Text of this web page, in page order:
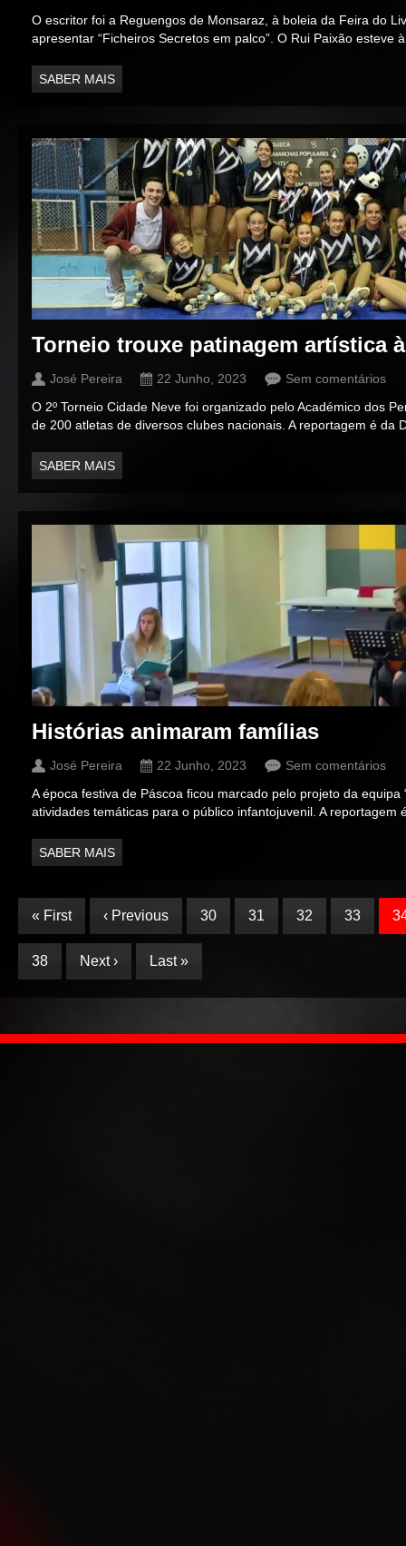
O escritor foi a Reguengos de Monsaraz, à boleia da Feira do
apresentar “Ficheiros Secretos em palco”. O Rui Paixão
SABER MAIS
Torneio trouxe patinagem artística
José Pereira 22 Junho, 2023
Sem comentários
O 2º Torneio Cidade Neve foi organizado pelo Académico dos
de 200 atletas de diversos clubes nacionais. A reportagem é da
SABER MAIS
Histórias animaram famílias
José Pereira 22 Junho, 2023
Sem comentários
A época festiva de Páscoa ficou marcado pelo projeto da equipa
atividades temáticas para o público infantojuvenil. A
SABER MAIS
« First ‹ Previous 30 31 32 33
38 Next › Last »